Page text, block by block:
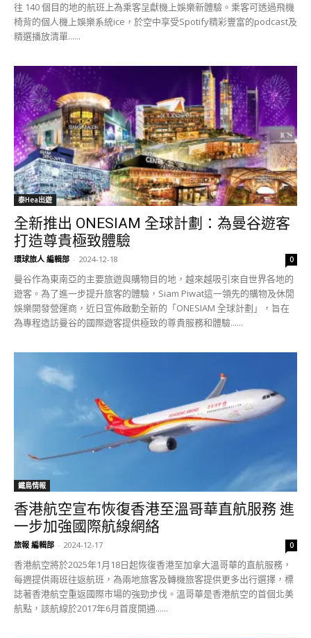
往 140 個目的地的航班上為乘客呈獻機上娛樂新體驗。乘客可透過飛機
椅背的個人機上娛樂系統ice，於空中享受Spotify精彩豐富的podcast及
精選播放清單......
泰Hea出遊
全新推出 ONESIAM 全球計劃：為曼谷遊客
打造尊貴極致體驗
環球旅人 編輯部 - 2024-12-18 0
曼谷作為東南亞的主要旅遊與購物目的地，越來越吸引來自世界各地的
遊客。為了進一步提升旅客的體驗，Siam Piwat這一領先的購物及休閒
娛樂開發營運商，近日宣佈啟動全新的「ONESIAM 全球計劃」，旨在
為專程造訪曼谷的國際遊客提供極致的尊貴服務和體驗......
鐵鳥情報
香港航空宣布恢復香港至溫哥華直航服務 進
一步加強國際航線網絡
旅報 編輯部 - 2024-12-17 0
香港航空將於2025年1月18日起恢復香港至加拿大溫哥華的直航服務，
每週提供兩班往返航班，為兩地旅客及轉機旅客提供更多出行選擇，標
誌著香港航空重返國際市場的強勁步伐。溫哥華是香港航空的首個北美
航點，該航線於2017年6月首度開通......